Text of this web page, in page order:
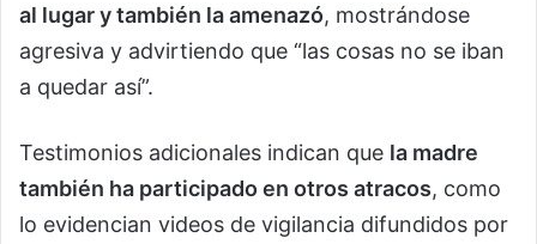
al lugar y también la amenazó, mostrándose
agresiva y advirtiendo que “las cosas no se iban
a quedar así”.
Testimonios adicionales indican que la madre
también ha participado en otros atracos, como
lo evidencian videos de vigilancia difundidos por